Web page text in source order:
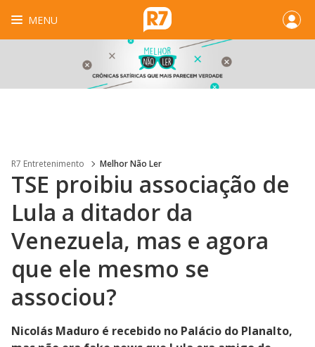
MENU
R7 Entretenimento Melhor Não Ler
TSE proibiu associação de
Lula a ditador da
Venezuela, mas e agora
que ele mesmo se
associou?
Nicolás Maduro é recebido no Palácio do Planalto,